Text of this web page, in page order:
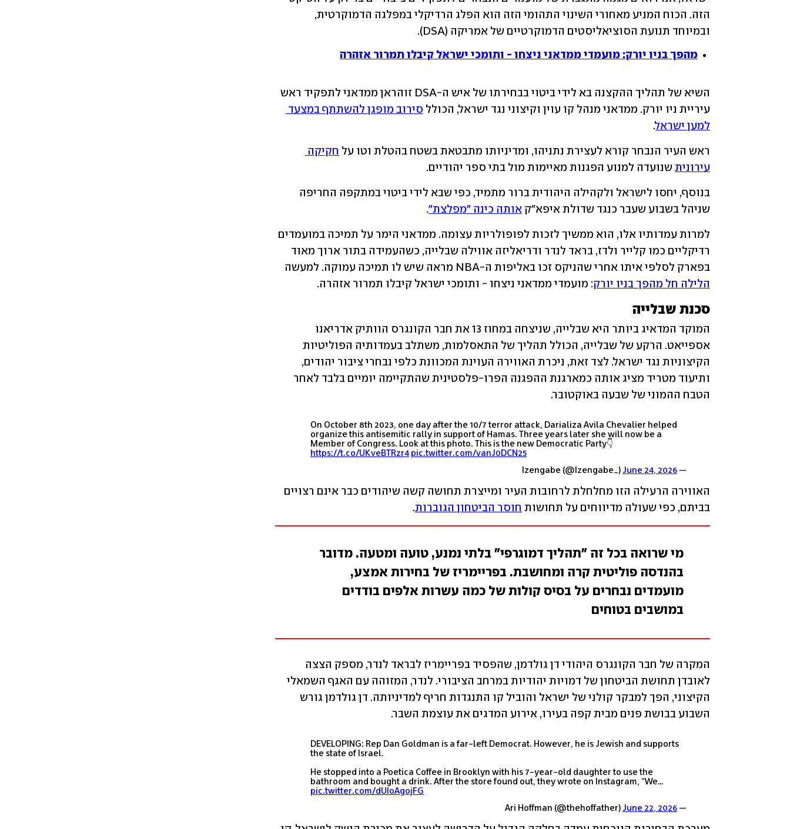
ובמיוחד תנועת הסוציאליסטים הדמוקרטיים של אמריקה (DSA).
מהפך בניו יורק: מועמדי ממדאני ניצחו - ותומכי ישראל קיבלו תמרור אזהרה
עיריית ניו יורק. ממדאני מנהל קו עוין וקיצוני נגד ישראל, הכולל
למען ישראל.
ראש העיר הנבחר קורא לעצירת נתניהו, ומדיניותו מתבטאת בשטח בהטלת וטו על
עירונית שנועדה למנוע הפגנות מאיימות מול בתי ספר יהודיים.
שניהל בשבוע שעבר כנגד שדולת איפא"ק אותה כינה "מפלצת".
בפארק לסלפי איתו אחרי שהניקס זכו באליפות ה-NBA מראה שיש לו תמיכה עמוקה. למעשה
הלילה חל מהפך בניו יורק: מועמדי ממדאני ניצחו - ותומכי ישראל קיבלו תמרור אזהרה.
סכנת שבלייה
הטבח ההמוני של שבעה באוקטובר.
On October 8th 2023, one day after the 10/7 terror attack, Darializa Avila Chevalier helped
organize this antisemitic rally in support of Hamas. Three years later she will now be a
Member of Congress. Look at this photo. This is the new Democratic Party👇
https://t.co/UKveBTRzr4 pic.twitter.com/vanJ0DCN25
— Izengabe (@Izengabe_)
June 24, 2026
בביתם, כפי שעולה מדיווחים על תחושות חוסר הביטחון הגוברות.
מי שרואה בכל זה "תהליך דמוגרפי" בלתי נמנע, טועה ומטעה. מדובר
בהנדסה פוליטית קרה ומחושבת. בפריימריז של בחירות אמצע,
מועמדים נבחרים על בסיס קולות של כמה עשרות אלפים בודדים
במושבים בטוחים
השבוע בבושת פנים מבית קפה בעירו, אירוע המדגים את עוצמת השבר.
DEVELOPING: Rep Dan Goldman is a far-left Democrat. However, he is Jewish and supports
the state of Israel.
He stopped into a Poetica Coffee in Brooklyn with his 7-year-old daughter to use the
bathroom and bought a drink. After the store found out, they wrote on Instagram, “We…
pic.twitter.com/dUIoAgojFG
— Ari Hoffman (@thehoffather)
June 22, 2026